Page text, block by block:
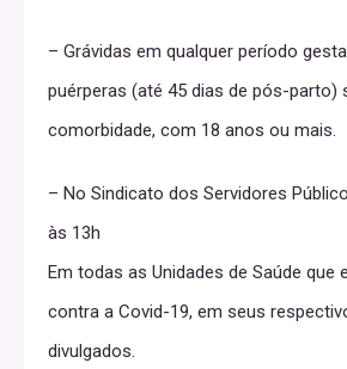
– Grávidas em qualquer período
puérperas (até 45 dias de pós-parto)
comorbidade, com 18 anos ou mais.
– No Sindicato dos Servidores
às 13h
Em todas as Unidades de Saúde que
contra a Covid-19, em seus
divulgados.